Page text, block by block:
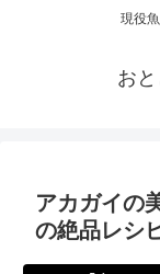
現役
お
アカガイの
の絶品レシ